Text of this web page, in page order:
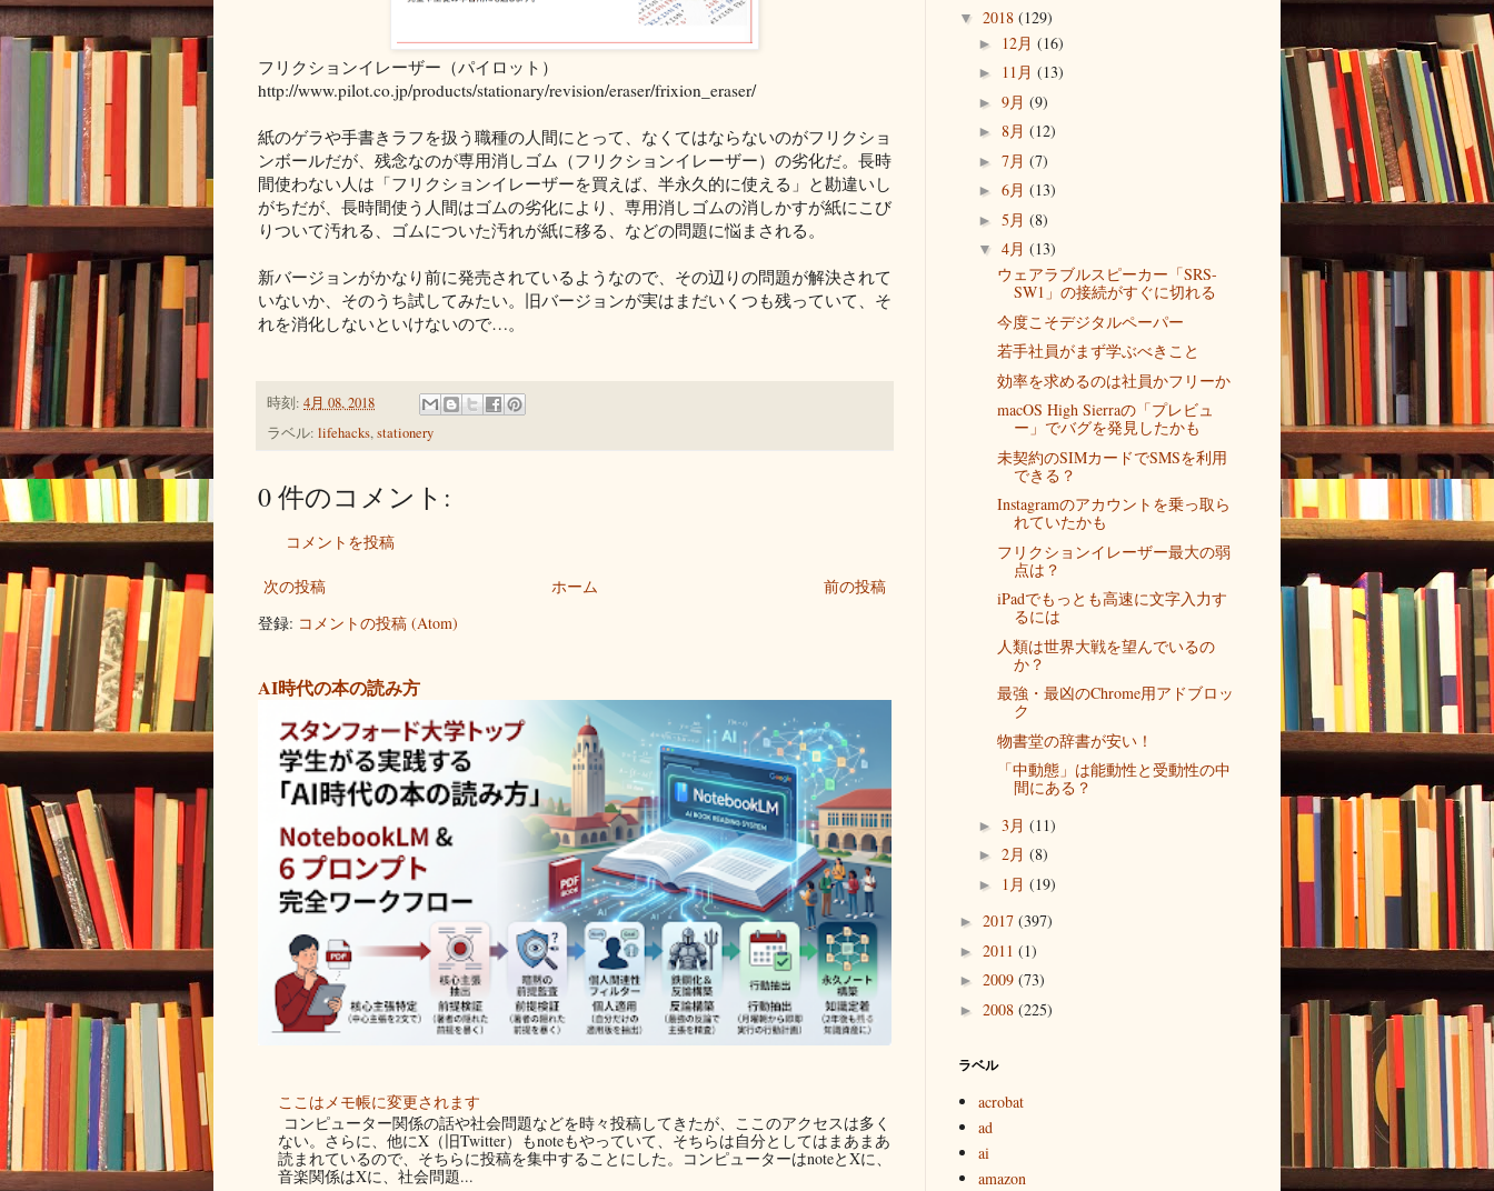
フリクションイレーザー（パイロット）
http://www.pilot.co.jp/products/stationary/revision/eraser/frixion_eraser/
紙のゲラや手書きラフを扱う職種の人間にとって、なくてはならないのがフリクショ
ンボールだが、残念なのが専用消しゴム（フリクションイレーザー）の劣化だ。長時
間使わない人は「フリクションイレーザーを買えば、半永久的に使える」と勘違いし
がちだが、長時間使う人間はゴムの劣化により、専用消しゴムの消しかすが紙にこび
りついて汚れる、ゴムについた汚れが紙に移る、などの問題に悩まされる。
新バージョンがかなり前に発売されているようなので、その辺りの問題が解決されて
いないか、そのうち試してみたい。旧バージョンが実はまだいくつも残っていて、そ
れを消化しないといけないので…。
時刻: 4月 08, 2018
ラベル: lifehacks,stationery
0 件のコメント:
コメントを投稿
次の投稿 前の投稿
ホーム
登録: コメントの投稿 (Atom)
AI時代の本の読み方
ここはメモ帳に変更されます
コンピューター関係の話や社会問題などを時々投稿してきたが、ここのアクセスは多く
ない。さらに、他にX（旧Twitter）もnoteもやっていて、そちらは自分としてはまあまあ
読まれているので、そちらに投稿を集中することにした。コンピューターはnoteとXに、
音楽関係はXに、社会問題...
▼ 2018 (129)
► 12月 (16)
► 11月 (13)
► 9月 (9)
► 8月 (12)
► 7月 (7)
► 6月 (13)
► 5月 (8)
▼ 4月 (13)
ウェアラブルスピーカー「SRS-
SW1」の接続がすぐに切れる
今度こそデジタルペーパー
若手社員がまず学ぶべきこと
効率を求めるのは社員かフリーか
macOS High Sierraの「プレビュ
ー」でバグを発見したかも
未契約のSIMカードでSMSを利用
できる？
Instagramのアカウントを乗っ取ら
れていたかも
フリクションイレーザー最大の弱
点は？
iPadでもっとも高速に文字入力す
るには
人類は世界大戦を望んでいるの
か？
最強・最凶のChrome用アドブロッ
ク
物書堂の辞書が安い！
「中動態」は能動性と受動性の中
間にある？
► 3月 (11)
► 2月 (8)
► 1月 (19)
► 2017 (397)
► 2011 (1)
► 2009 (73)
► 2008 (225)
ラベル
acrobat
ad
ai
amazon